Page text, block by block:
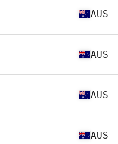
AUS
AUS
AUS
AUS